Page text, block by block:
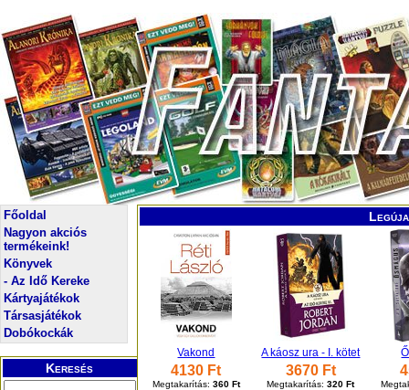
Főoldal
Nagyon akciós
termékeink!
Könyvek
- Az Idő Kereke
Kártyajátékok
Társasjátékok
Dobókockák
Keresés
Vakond A káosz ura - I. kötet
4130 Ft
Megtakarítás: 360 Ft
3670 Ft
Megtakarítás:320 Ft